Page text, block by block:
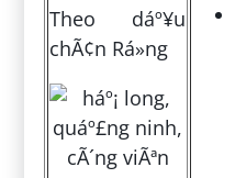
Theo dáº¥u
chÃ¢n Rá»ng